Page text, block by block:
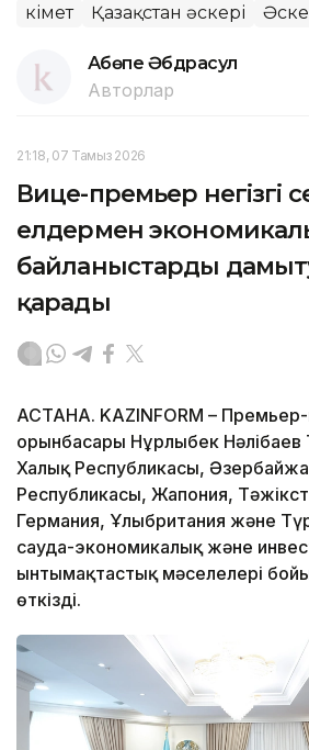
Үкімет Қазақстан әскері
Ақбөпе Әбдрасул
Авторлар
21:18, 07 Тамыз 2026
Вице-премьер негізгі
елдермен
байланыстарды
қарады
АСТАНА. KAZINFORM – Премьер-
орынбасары Нұрлыбек Нәлібаев
Халық Республикасы,
Республикасы, Жапония,
Германия, Ұлыбритания және
сауда-экономикалық және
ынтымақтастық мәселелері
өткізді.